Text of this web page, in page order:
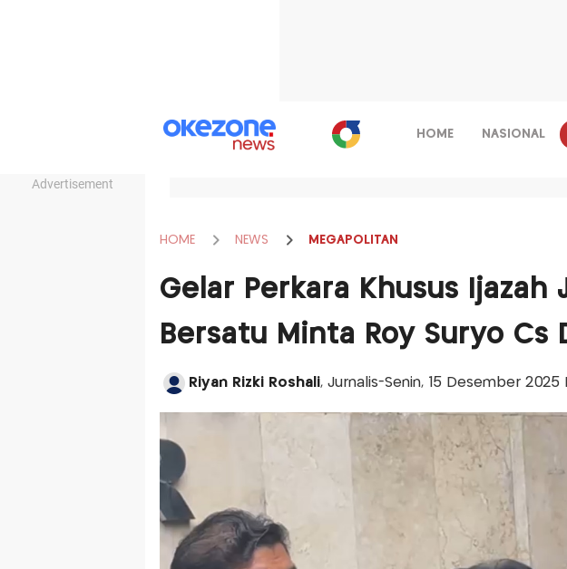
Advertisement
HOME NASIONAL
HOME NEWS MEGAPOLITAN
Gelar Perkara Khusus Ijazah
Bersatu Minta Roy Suryo Cs
Riyan Rizki Roshali, Jurnalis-Senin, 15 Desember 2025